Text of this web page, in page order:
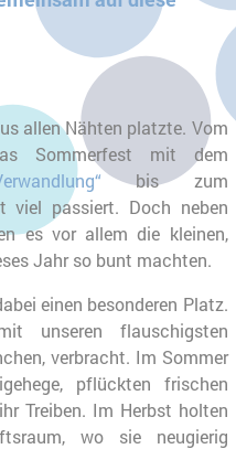
allen Nähten platzte. Vom
Sommerfest mit dem
bis zum
viel passiert. Doch neben
es vor allem die kleinen,
Jahr so bunt machten.
einen besonderen Platz.
unseren flauschigsten
verbracht. Im Sommer
pflückten frischen
Treiben. Im Herbst holten
wo sie neugierig